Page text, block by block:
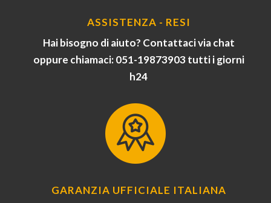
ASSISTENZA - RESI
Hai bisogno di aiuto? Contattaci via chat
oppure chiamaci: 051-19873903 tutti i giorni
h24
GARANZIA UFFICIALE ITALIANA